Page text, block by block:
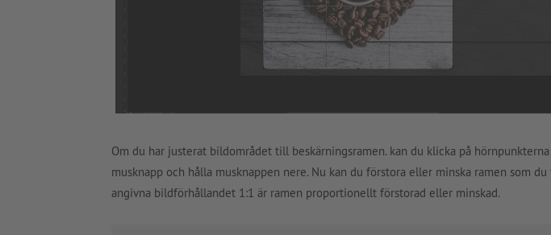
Om du har justerat bildområdet till beskärningsramen. kan du klicka på
musknapp och hålla musknappen nere. Nu kan du förstora eller minska ramen som du
angivna bildförhållandet 1:1 är ramen proportionellt förstorad eller minskad.